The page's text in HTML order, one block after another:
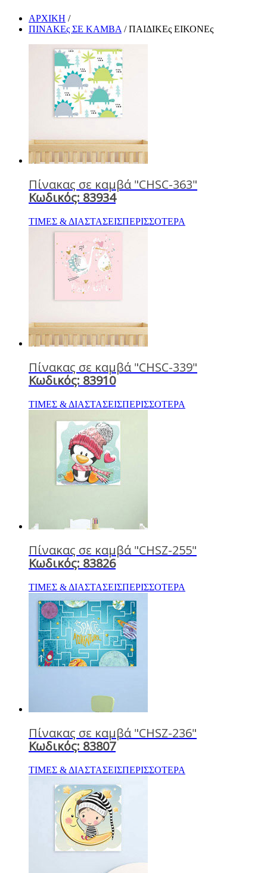
ΑΡΧΙΚΗ /
ΠΙΝΑΚΕς ΣΕ ΚΑΜΒΑ / ΠΑΙΔΙΚΕς ΕΙΚΟΝΕς
Πίνακας σε καμβά "CHSC-363"
Κωδικός: 83934
ΤΙΜΕΣ & ΔΙΑΣΤΑΣΕΙΣΠΕΡΙΣΣΟΤΕΡΑ
Πίνακας σε καμβά "CHSC-339"
Κωδικός: 83910
ΤΙΜΕΣ & ΔΙΑΣΤΑΣΕΙΣΠΕΡΙΣΣΟΤΕΡΑ
Πίνακας σε καμβά "CHSZ-255"
Κωδικός: 83826
ΤΙΜΕΣ & ΔΙΑΣΤΑΣΕΙΣΠΕΡΙΣΣΟΤΕΡΑ
Πίνακας σε καμβά "CHSZ-236"
Κωδικός: 83807
ΤΙΜΕΣ & ΔΙΑΣΤΑΣΕΙΣΠΕΡΙΣΣΟΤΕΡΑ